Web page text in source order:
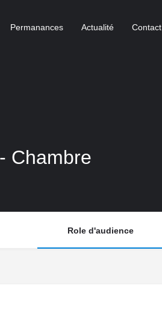
Permanances Actualité Contact
Chambre
Role d'audience